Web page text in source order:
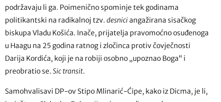
podržavaju li ga. Poimenično spominje tek godinama
politikantski na radikalnoj tzv. desniciangažirana sisačkog
biskupa Vladu Košića. Inače, prijatelja pravomoćno osuđenoga
u Haagu na 25 godina ratnog i zločinca protiv čovječnosti
Darija Kordića, koji je na robiji osobno „upoznao Boga“ i
preobratio se. Sic transit.
Samohvalisavi DP-ov Stipo Mlinarić-Ćipe, kako iz Dicma, je li,